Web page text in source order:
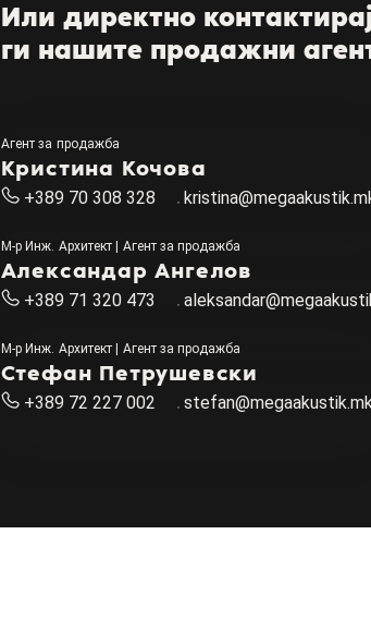
Или директно
ги нашите продажни
Агент за продажба
Кристина Кочова
+389 70 308 328
M-р Инж. Архитект | Агент за продажба
Александар Ангелов
+389 71 320 473
M-р Инж. Архитект | Агент за продажба
Стефан Петрушевски
+389 72 227 002